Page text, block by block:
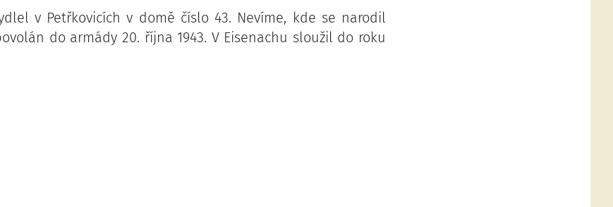
v Petřkovicích v domě číslo 43. Nevíme, kde se narodil
do armády 20. října 1943. V Eisenachu sloužil do roku